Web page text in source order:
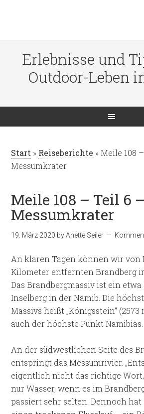
Erlebnisse und
Outdoor-Leben
Start » Reiseberichte »Meile 108
Messumkrater
Meile 108 – Teil 6 –
Messumkrater
19. März 2020 byAnette Seiler
An klaren Tagen können wir von
Kilometer entfernten Brandberg
Das Brandbergmassiv ist ein
Inselberg in der Namib. Die
Massivs heißt „Königsstein“ (2573
auch der höchste Punkt Namibias.
An der südwestlichen Seite des
entspringt das Messumrivier.
eigentlich nicht das richtige
nur Wasser, wenn es im
passiert sehr selten. Dennoch hat